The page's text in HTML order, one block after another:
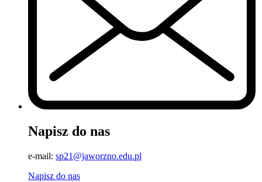
Napisz do nas
e-mail: sp21@jaworzno.edu.pl
Napisz do nas